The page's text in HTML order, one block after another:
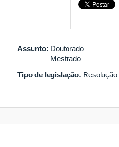
Assunto: Doutorado
Mestrado
Tipo de legislação: Resolução